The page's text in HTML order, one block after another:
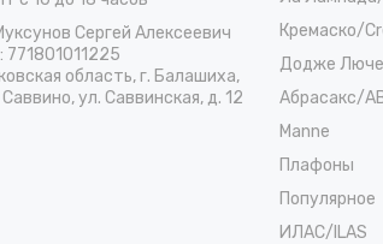
Сергей Алексеевич
771801011225
область, г. Балашиха,
ул. Саввинская, д. 12
Кремаско/
Додже
Абрасакс/
Manne
Плафоны
Популярное
ИЛАС/ILAS